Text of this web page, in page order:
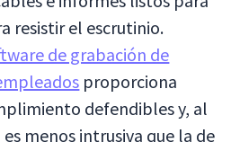
resistir el escrutinio.
de grabación de
proporciona
defendibles y, al
menos intrusiva que la de